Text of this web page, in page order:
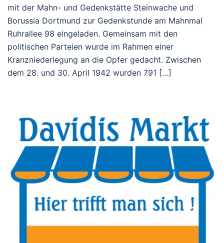
mit der Mahn- und Gedenkstätte Steinwache und
Borussia Dortmund zur Gedenkstunde am Mahnmal
Ruhrallee 98 eingeladen. Gemeinsam mit den
politischen Parteien wurde im Rahmen einer
Kranzniederlegung an die Opfer gedacht. Zwischen
dem 28. und 30. April 1942 wurden 791 […]